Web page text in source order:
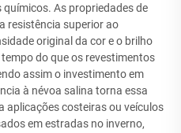
As propriedades de
resistência superior ao
original da cor e o brilho
do que os revestimentos
assim o investimento em
à névoa salina torna essa
costeiras ou veículos
em estradas no inverno,